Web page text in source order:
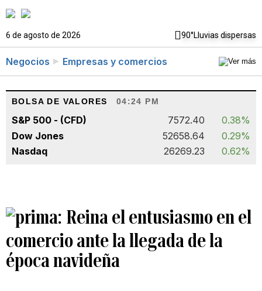
6 de agosto de 2026 90°Lluvias dispersas
Negocios Empresas y comercios
BOLSA DE VALORES 04:24 PM
S&P 500 - (CFD) 7572.40
0.38%
Dow Jones
52658.64
0.29%
Nasdaq
26269.23 0.62%
Reina el entusiasmo en el
comercio ante la llegada de la
época navideña